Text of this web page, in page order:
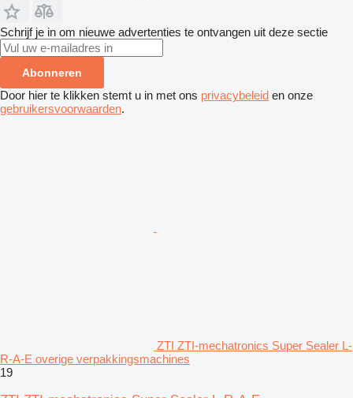
Schrijf je in om nieuwe advertenties te ontvangen uit deze sectie
Abonneren
Door hier te klikken stemt u in met ons privacybeleid en onze
gebruikersvoorwaarden.
ZTI ZTI-mechatronics Super Sealer L-
R-A-E overige verpakkingsmachines
19